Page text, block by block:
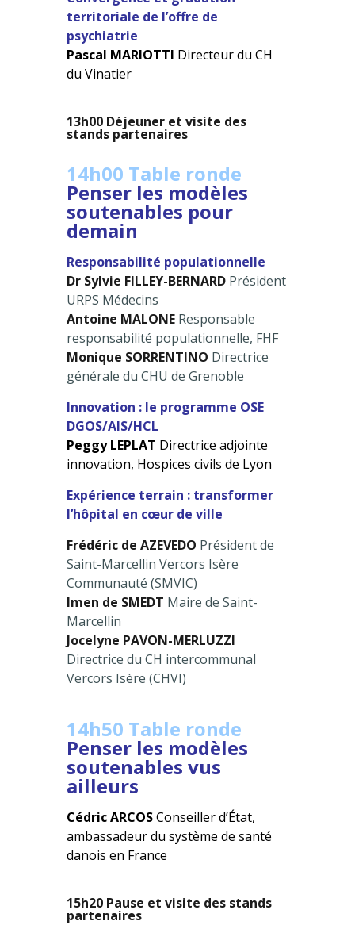
territoriale de l’offre de
psychiatrie
Pascal MARIOTTI Directeur du CH
du Vinatier
13h00 Déjeuner et visite des
stands partenaires
14h00 Table ronde
Penser les modèles
soutenables pour
demain
Responsabilité populationnelle
Dr Sylvie FILLEY-BERNARD Président
URPS Médecins
Antoine MALONE Responsable
responsabilité populationnelle, FHF
Monique SORRENTINO Directrice
générale du CHU de Grenoble
Innovation : le programme OSE
DGOS/AIS/HCL
Peggy LEPLAT Directrice adjointe
innovation, Hospices civils de Lyon
Expérience terrain : transformer
l’hôpital en cœur de ville
Frédéric de AZEVEDO Président de
Saint-Marcellin Vercors Isère
Communauté (SMVIC)
Imen de SMEDT Maire de Saint-
Marcellin
Jocelyne PAVON-MERLUZZI
Directrice du CH intercommunal
Vercors Isère (CHVI)
14h50 Table ronde
Penser les modèles
soutenables vus
ailleurs
Cédric ARCOSConseiller d’État,
ambassadeur du système de santé
danois en France
15h20 Pause et visite des stands
partenaires